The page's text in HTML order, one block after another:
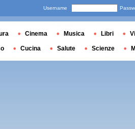
Username
Cinema Musica Libri
Cucina Salute Scienze